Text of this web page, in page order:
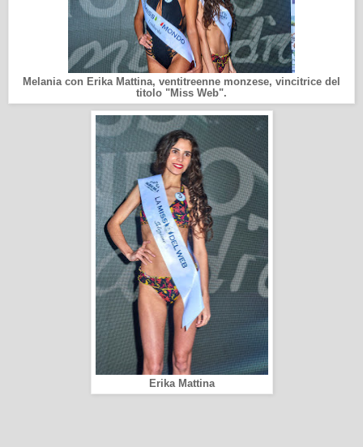
Melania con Erika Mattina, ventitreenne monzese, vincitrice del
titolo "Miss Web".
Erika Mattina